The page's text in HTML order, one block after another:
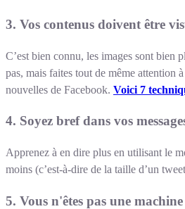
3. Vos contenus doivent être
C’est bien connu, les images sont bien
pas, mais faites tout de même attention
nouvelles de Facebook. Voici 7
4. Soyez bref dans vos
Apprenez à en dire plus en utilisant le
moins (c’est-à-dire de la taille d’un
5. Vous n'êtes pas une